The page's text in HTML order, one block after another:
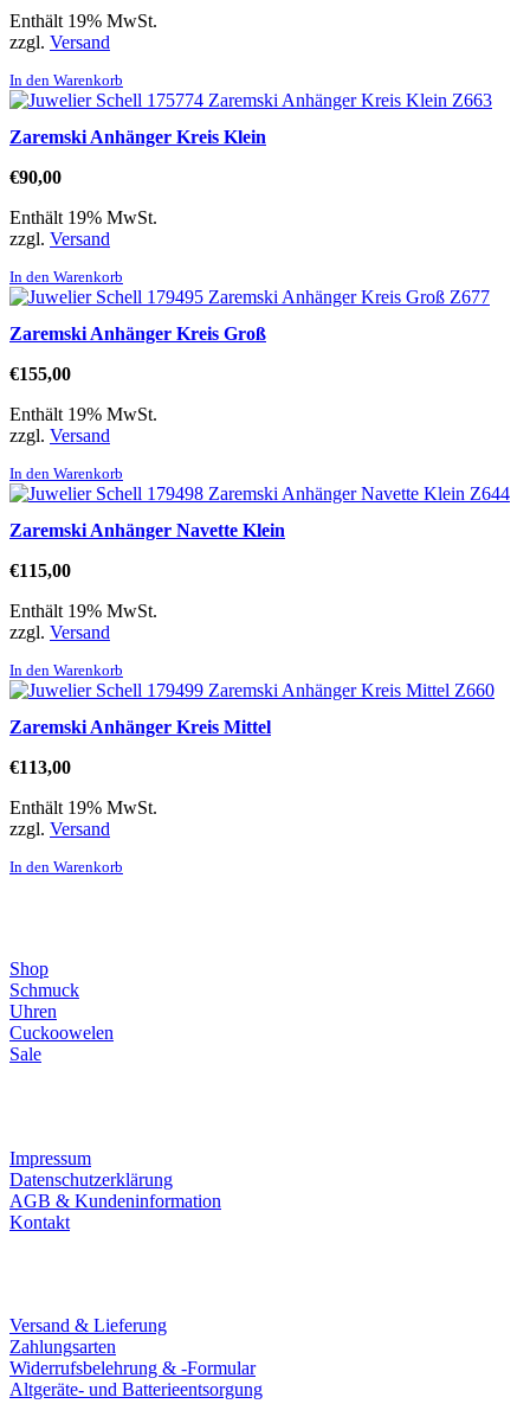
Enthält 19% MwSt.
zzgl. Versand
In den Warenkorb
Zaremski Anhänger Kreis Klein
€90,00
Enthält 19% MwSt.
zzgl. Versand
In den Warenkorb
Zaremski Anhänger Kreis Groß
€155,00
Enthält 19% MwSt.
zzgl. Versand
In den Warenkorb
Zaremski Anhänger Navette Klein
€115,00
Enthält 19% MwSt.
zzgl. Versand
In den Warenkorb
Zaremski Anhänger Kreis Mittel
€113,00
Enthält 19% MwSt.
zzgl. Versand
In den Warenkorb
Shop
Schmuck
Uhren
Cuckoowelen
Sale
Impressum
Datenschutzerklärung
AGB & Kundeninformation
Kontakt
Versand & Lieferung
Zahlungsarten
Widerrufsbelehrung & -Formular
Altgeräte- und Batterieentsorgung